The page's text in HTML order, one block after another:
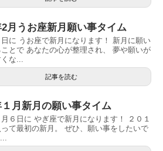
2月うお座新月願い事タイム
日に うお座で新月になります！ 新月に願い
とで あなたの心が整理され、 夢や願いが
な...
記事を読む
１月新月の願い事タイム
６日に やぎ座で新月になります！ ２０１
って最初の新月。 ぜひ、願い事をしたいで